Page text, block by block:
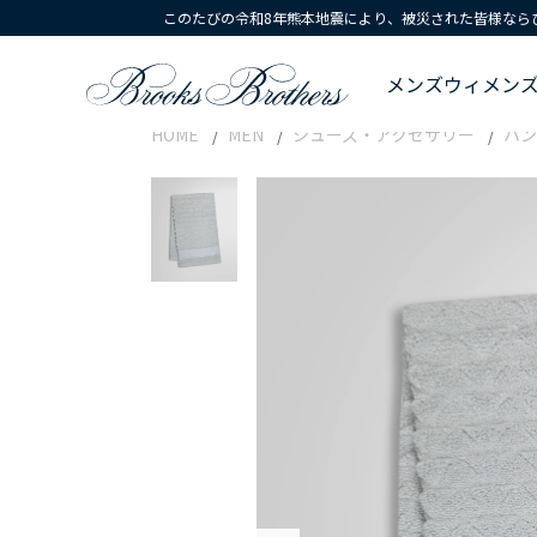
このたびの令和8年熊本地震により、被災された皆様な
メンズウィメン
HOME MEN シューズ・アクセサリー ハ